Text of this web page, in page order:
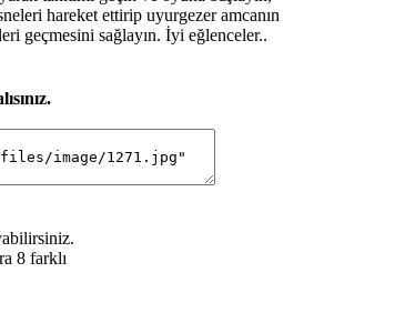
hareket ettirip uyurgezer amcanın
geçmesini sağlayın. İyi eğlenceler..
8 farklı